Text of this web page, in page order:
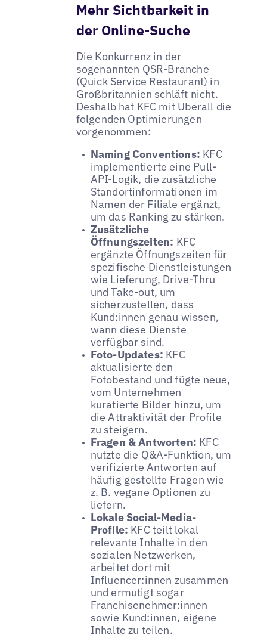
Mehr Sichtbarkeit in
der Online-Suche
Die Konkurrenz in der
sogenannten QSR-Branche
(Quick Service Restaurant) in
Großbritannien schläft nicht.
Deshalb hat KFC mit Uberall die
folgenden Optimierungen
vorgenommen:
Naming Conventions: KFC
implementierte eine Pull-
API-Logik, die zusätzliche
Standortinformationen im
Namen der Filiale ergänzt,
um das Ranking zu stärken.
Zusätzliche
Öffnungszeiten: KFC
ergänzte Öffnungszeiten für
spezifische Dienstleistungen
wie Lieferung, Drive-Thru
und Take-out, um
sicherzustellen, dass
Kund:innen genau wissen,
wann diese Dienste
verfügbar sind.
Foto-Updates: KFC
aktualisierte den
Fotobestand und fügte neue,
vom Unternehmen
kuratierte Bilder hinzu, um
die Attraktivität der Profile
zu steigern.
Fragen & Antworten: KFC
nutzte die Q&A-Funktion, um
verifizierte Antworten auf
häufig gestellte Fragen wie
z. B. vegane Optionen zu
liefern.
Lokale Social-Media-
Profile: KFC teilt lokal
relevante Inhalte in den
sozialen Netzwerken,
arbeitet dort mit
Influencer:innen zusammen
und ermutigt sogar
Franchisenehmer:innen
sowie Kund:innen, eigene
Inhalte zu teilen.